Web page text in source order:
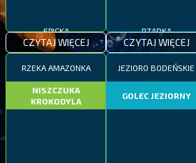
CZYTAJ WIĘCEJ
RZADKA
CZYTAJ WIĘCEJ
RZEKA AMAZONKA
NISZCZUKA
KROKODYLA
JEZIORO BODEŃSKIE
GOLEC JEZIORNY